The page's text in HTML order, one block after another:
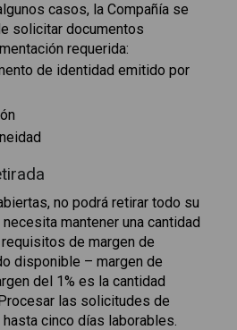
casos, la Compañía se
solicitar documentos
requerida:
de identidad emitido por
no podrá retirar todo su
mantener una cantidad
de margen de
disponible – margen de
del 1% es la cantidad
las solicitudes de
cinco días laborables.